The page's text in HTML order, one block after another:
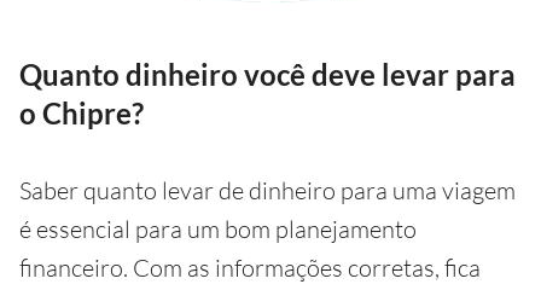
Quanto dinheiro você deve levar para
o Chipre?
Saber quanto levar de dinheiro para uma viagem
é essencial para um bom planejamento
financeiro. Com as informações corretas, fica